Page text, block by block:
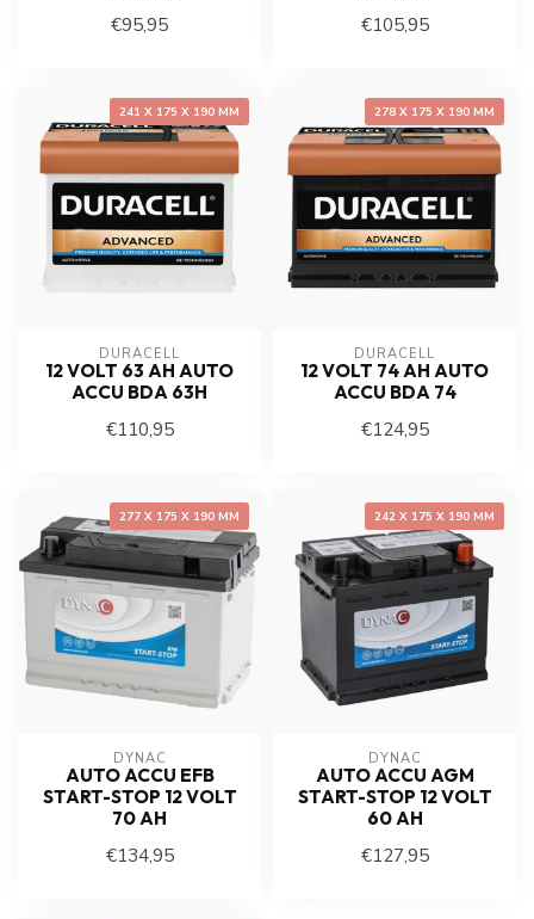
€95,95 €105,95
241 X 175 X 190 MM
DURACELL
12 VOLT 63 AH AUTO
ACCU BDA 63H
€110,95
278 X 175 X 190 MM
DURACELL
12 VOLT 74 AH AUTO
ACCU BDA 74
€124,95
277 X 175 X 190 MM
DYNAC
AUTO ACCU EFB
START-STOP 12 VOLT
70 AH
€134,95
242 X 175 X 190 MM
DYNAC
AUTO ACCU AGM
START-STOP 12 VOLT
60 AH
€127,95